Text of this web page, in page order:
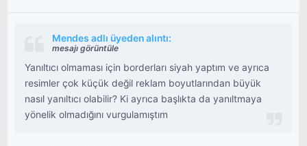
Mendes adlı üyeden alıntı:
mesajı görüntüle
Yanıltıcı olmaması için borderları siyah yaptım ve ayrıca
resimler çok küçük değil reklam boyutlarından büyük
nasıl yanıltıcı olabilir? Ki ayrıca başlıkta da yanıltmaya
yönelik olmadığını vurgulamıştım